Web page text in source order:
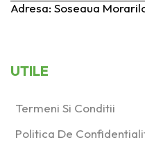
Adresa: Soseaua
UTILE
Termeni Si Conditii
Politica De